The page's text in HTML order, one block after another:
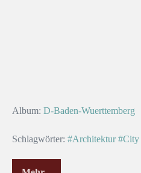
Album: D-Baden-Wuerttemberg
Schlagwörter: #Architektur #City